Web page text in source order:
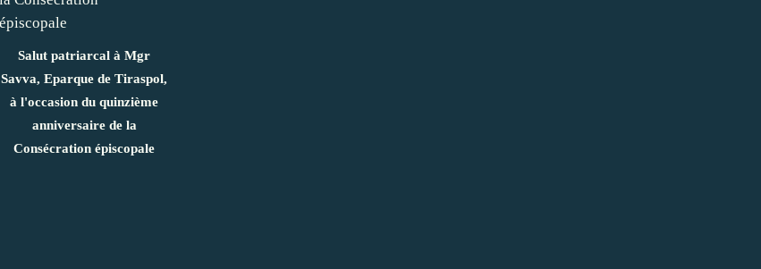
Salut patriarcal à Mgr
Savva, Eparque de Tiraspol,
à l'occasion du quinzième
anniversaire de la
Consécration épiscopale